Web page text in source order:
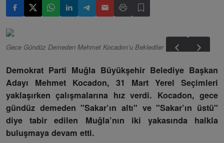
Gece Gündüz Demeden Mehmet Kocadon’u Beklediler
Demokrat Parti Muğla Büyükşehir Belediye Başkan
Adayı Mehmet Kocadon, 31 Mart Yerel Seçimleri
yaklaşırken çalışmalarına hız verdi. Kocadon, gece
gündüz demeden "Sakar’ın altı" ve "Sakar’ın üstü"
diye tabir edilen Muğla’nın iki yakasında halkla
buluşmaya devam etti.